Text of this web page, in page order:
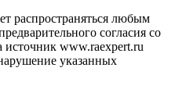
распространяться любым
согласия со
источник www.raexpert.ru
указанных